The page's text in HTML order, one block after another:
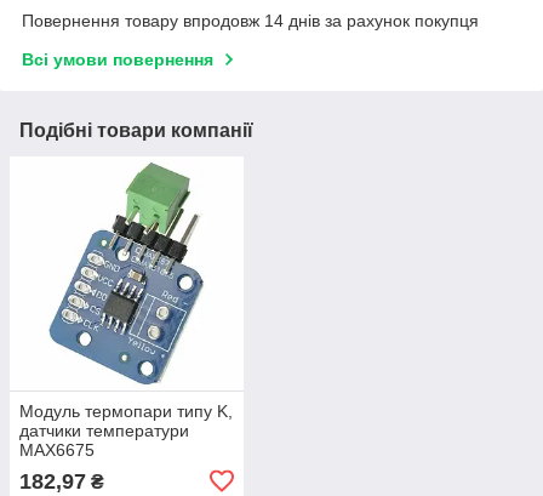
Повернення товару впродовж 14 днів за рахунок покупця
Всі умови повернення
Подібні товари компанії
Модуль термопари типу K,
датчики температури
MAX6675
182,97 ₴